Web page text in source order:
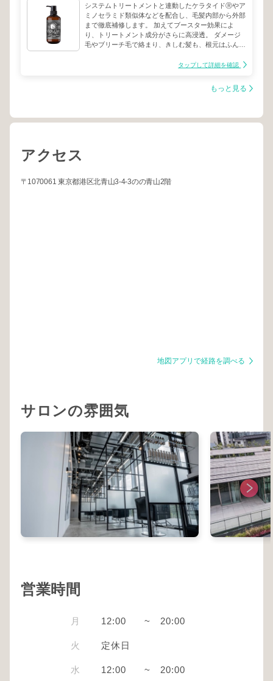
システムトリートメントと連動したケラタイドⓇやア
ミノセラミド類似体などを配合し、毛髪内部から外部
まで徹底補修します。 加えてブースター効果によ
り、トリートメント成分がさらに高浸透。 ダメージ
毛やブリーチ毛で絡まり、きしむ髪も、根元はふんわ
タップして詳細を確認
もっと見る
アクセス
〒1070061 東京都港区北青山3-4-3のの青山2階
地図アプリで経路を調べる
サロンの雰囲気
営業時間
月 12:00 ~ 20:00
火 定休日
水 12:00 ~ 20:00